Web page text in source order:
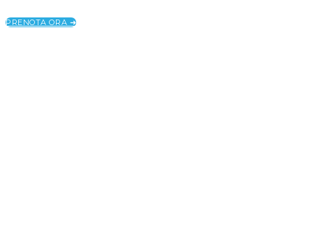
PRENOTA ORA ➜